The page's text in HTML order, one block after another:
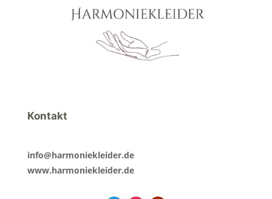
Kontakt
info@harmoniekleider.de
www.harmoniekleider.de